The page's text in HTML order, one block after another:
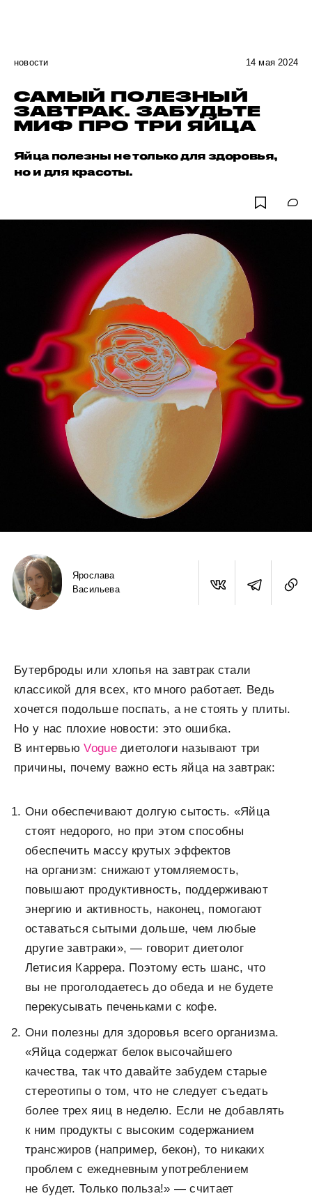
новости 14 мая 2024
САМЫЙ ПОЛЕЗНЫЙ
ЗАВТРАК. ЗАБУДЬТЕ
МИФ ПРО ТРИ ЯЙЦА
Яйца полезны не только для здоровья,
но и для красоты.
Ярослава
Васильева
Бутерброды или хлопья на завтрак стали
классикой для всех, кто много работает. Ведь
хочется подольше поспать, а не стоять у плиты.
Но у нас плохие новости: это ошибка.
В интервьюVogueдиетологи называют три
причины, почему важно есть яйца на завтрак:
Они обеспечивают долгую сытость. «Яйца
стоят недорого, но при этом способны
обеспечить массу крутых эффектов
на организм: снижают утомляемость,
повышают продуктивность, поддерживают
энергию и активность, наконец, помогают
оставаться сытыми дольше, чем любые
другие завтраки», — говорит диетолог
Летисия Каррера. Поэтому есть шанс, что
вы не проголодаетесь до обеда и не будете
перекусывать печеньками с кофе.
Они полезны для здоровья всего организма.
«Яйца содержат белок высочайшего
качества, так что давайте забудем старые
стереотипы о том, что не следует съедать
более трех яиц в неделю. Если не добавлять
к ним продукты с высоким содержанием
трансжиров (например, бекон), то никаких
проблем с ежедневным употреблением
не будет. Только польза!» — считает